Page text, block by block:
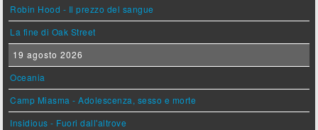
Robin Hood - Il prezzo del sangue
La fine di Oak Street
19 agosto 2026
Oceania
Camp Miasma - Adolescenza, sesso e morte
Insidious - Fuori dall'altrove